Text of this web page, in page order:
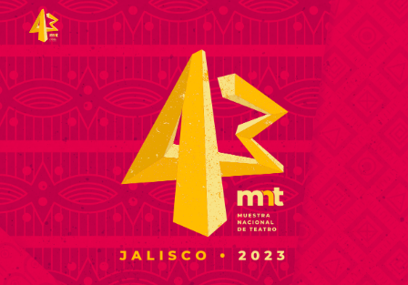
Skip to main content Skip to navigation